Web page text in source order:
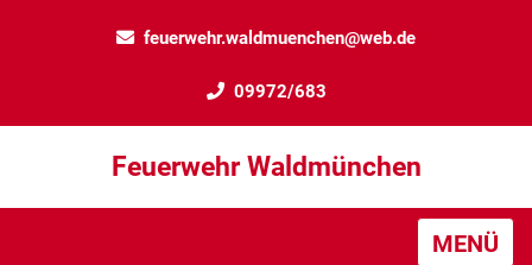
feuerwehr.waldmuenchen@web.de
09972/683
Feuerwehr Waldmünchen
MENÜ